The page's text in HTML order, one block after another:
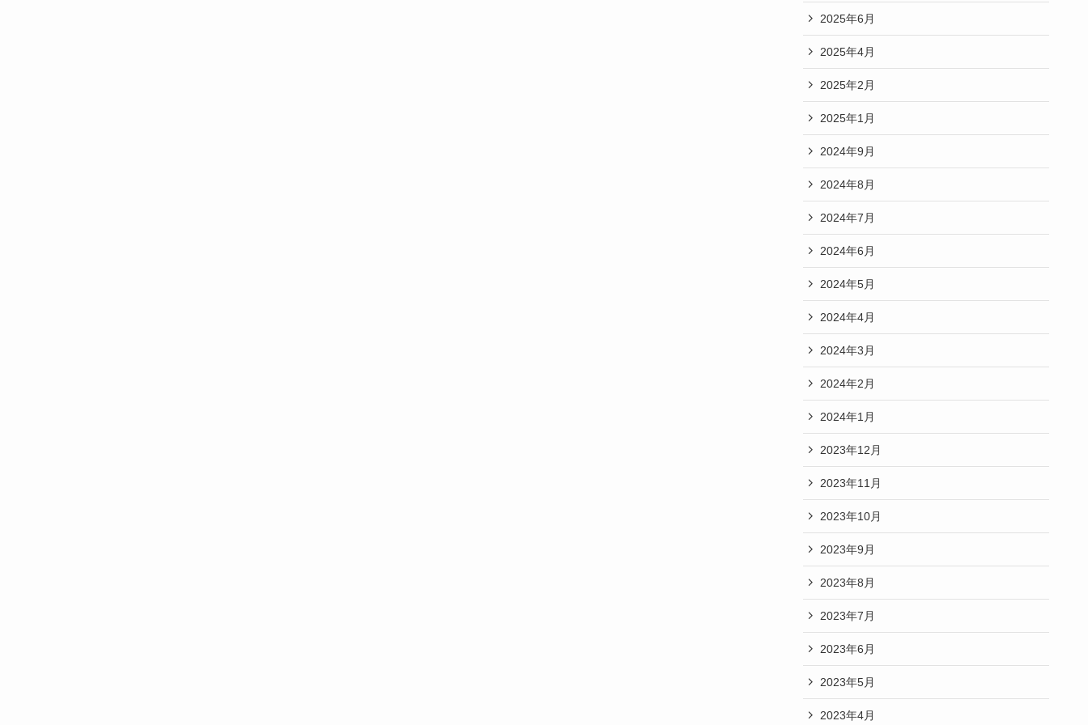
2025年6月
2025年4月
2025年2月
2025年1月
2024年9月
2024年8月
2024年7月
2024年6月
2024年5月
2024年4月
2024年3月
2024年2月
2024年1月
2023年12月
2023年11月
2023年10月
2023年9月
2023年8月
2023年7月
2023年6月
2023年5月
2023年4月